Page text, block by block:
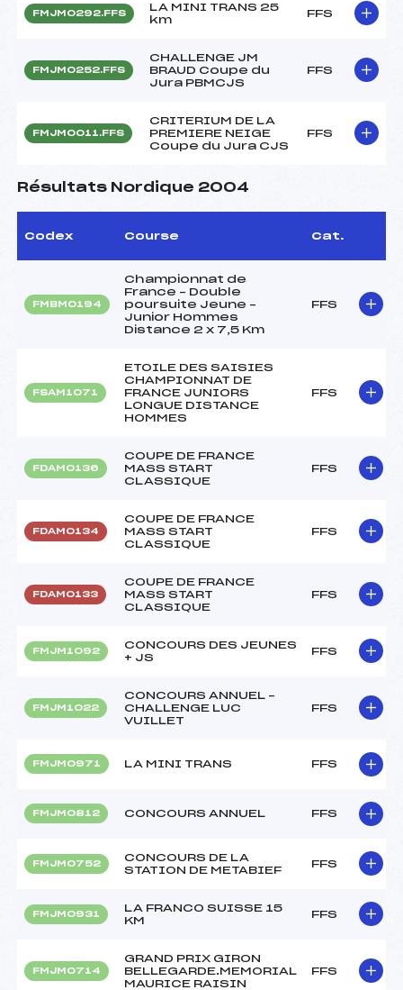
FMJM0292.FFS
LA MINI TRANS 25
km
FFS
FMJM0252.FFS
CHALLENGE JM
BRAUD Coupe du
Jura PBMCJS
FFS
FMJM0011.FFS
CRITERIUM DE LA
PREMIERE NEIGE
Coupe du Jura CJS
FFS
Résultats Nordique 2004
Codex Course Cat.
FMBM0194
Championnat de
France – Double
poursuite Jeune –
Junior Hommes
Distance 2 x 7,5 Km
FFS
FSAM1071
ETOILE DES SAISIES
CHAMPIONNAT DE
FRANCE JUNIORS
LONGUE DISTANCE
HOMMES
FFS
FDAM0136
COUPE DE FRANCE
MASS START
CLASSIQUE
FFS
FDAM0134
COUPE DE FRANCE
MASS START
CLASSIQUE
FFS
FDAM0133
COUPE DE FRANCE
MASS START
CLASSIQUE
FFS
FMJM1092
CONCOURS DES JEUNES
+ JS
FFS
FMJM1022
CONCOURS ANNUEL –
CHALLENGE LUC
VUILLET
FFS
FMJM0971 LA MINI TRANS FFS
FMJM0812 CONCOURS ANNUEL FFS
FMJM0752
CONCOURS DE LA
STATION DE METABIEF
FFS
FMJM0931
LA FRANCO SUISSE 15
KM
FFS
FMJM0714
GRAND PRIX GIRON
BELLEGARDE.MEMORIAL
MAURICE RAISIN
FFS